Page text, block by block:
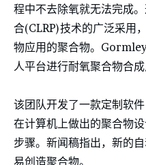
程中不去除氧就无法完成
合(CLRP)技术的广泛采用
物应用的聚合物。
人平台进行耐氧聚合物合成
该团队开发了一款定制软
在计算机上做出的聚合物
步骤。新闻稿指出，新的
易创造聚合物。